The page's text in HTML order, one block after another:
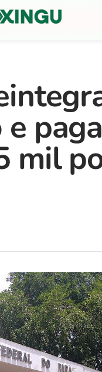
mil